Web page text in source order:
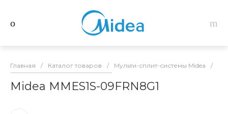
Главная / Каталог товаров / Мульти-сплит-системы Midea /
Midea MMES1S-09FRN8G1